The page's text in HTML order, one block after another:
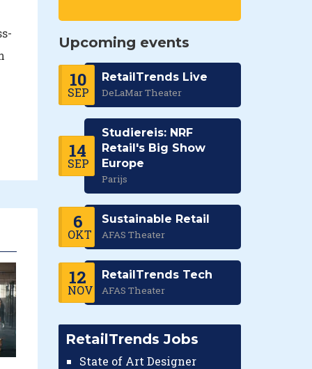
Upcoming events
10
SEP
RetailTrends Live
DeLaMar Theater
14
SEP
Studiereis: NRF
Retail's Big Show
Europe
Parijs
6
OKT
Sustainable Retail
AFAS Theater
12
NOV
RetailTrends Tech
AFAS Theater
RetailTrends Jobs
State of Art Designer